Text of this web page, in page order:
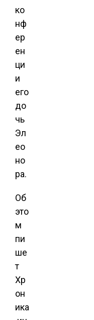
ко
нф
ер
ен
ци
и
его
до
чь
Эл
ео
но
ра.
Об
это
м
пи
ше
т
Хр
он
ика